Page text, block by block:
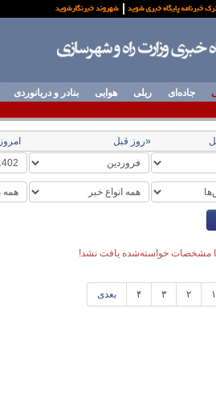
جاده‌ای ریلی هوایی بنادر و دریانوردی
«روز قبل امروز
مشخصات خواسته‌شده یافت نشد!
۱ ۲ ۳ ۴ بعدی